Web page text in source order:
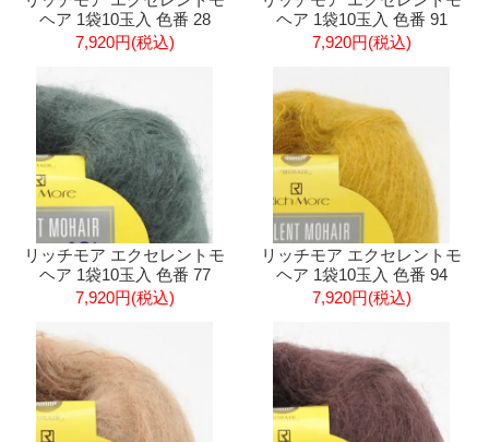
ヘア 1袋10玉入 色番 28
7,920円(税込)
ヘア 1袋10玉入 色番 91
7,920円(税込)
リッチモア エクセレントモ
ヘア 1袋10玉入 色番 77
7,920円(税込)
リッチモア エクセレントモ
ヘア 1袋10玉入 色番 94
7,920円(税込)